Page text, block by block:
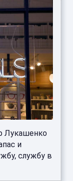
Лукашенко
и
службу в